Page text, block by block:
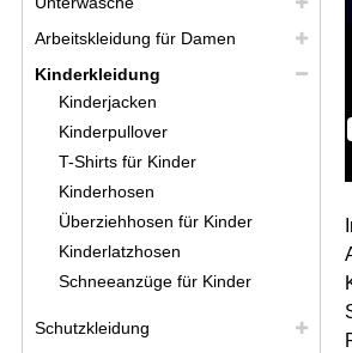
Arbeitskleidung für Damen
Kinderkleidung
Kinderjacken
Kinderpullover
T-Shirts für Kinder
Kinderhosen
Überziehhosen für Kinder
Kinderlatzhosen
Schneeanzüge für Kinder
Schutzkleidung